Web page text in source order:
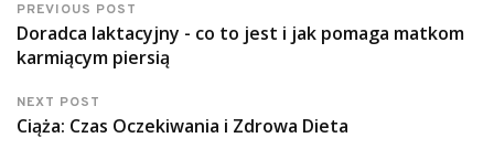
PREVIOUS POST
Doradca laktacyjny - co to jest i jak pomaga matkom
karmiącym piersią
NEXT POST
Ciąża: Czas Oczekiwania i Zdrowa Dieta